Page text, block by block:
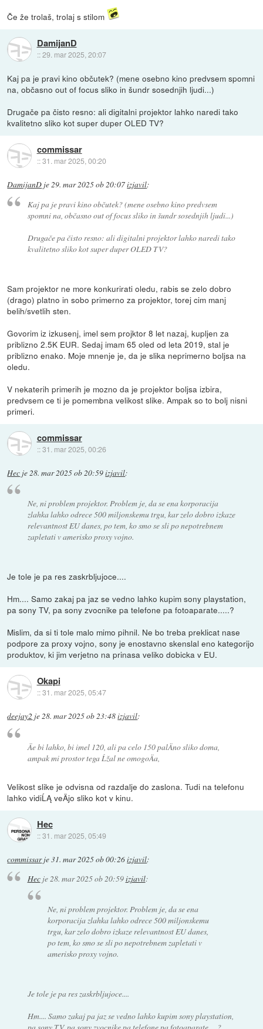
Če že trolaš, trolaj s stilom
DamijanD
::29. mar 2025, 20:07
Kaj pa je pravi kino občutek? (mene osebno kino predvsem spomni
na, občasno out of focus sliko in šundr sosednjih ljudi...)
Drugače pa čisto resno: ali digitalni projektor lahko naredi tako
kvalitetno sliko kot super duper OLED TV?
commissar
::31. mar 2025, 00:20
DamijanD je29. mar 2025 ob 20:07izjavil:
Kaj pa je pravi kino občutek? (mene osebno kino predvsem
spomni na, občasno out of focus sliko in šundr sosednjih ljudi...)
Drugače pa čisto resno: ali digitalni projektor lahko naredi tako
kvalitetno sliko kot super duper OLED TV?
Sam projektor ne more konkurirati oledu, rabis se zelo dobro
(drago) platno in sobo primerno za projektor, torej cim manj
belih/svetlih sten.
Govorim iz izkusenj, imel sem projktor 8 let nazaj, kupljen za
priblizno 2.5K EUR. Sedaj imam 65 oled od leta 2019, stal je
priblizno enako. Moje mnenje je, da je slika neprimerno boljsa na
oledu.
V nekaterih primerih je mozno da je projektor boljsa izbira,
predvsem ce ti je pomembna velikost slike. Ampak so to bolj nisni
primeri.
commissar
::31. mar 2025, 00:26
Hec je28. mar 2025 ob 20:59izjavil:
Ne, ni problem projektor. Problem je, da se ena korporacija
zlahka lahko odrece 500 miljonskemu trgu, kar zelo dobro izkaze
relevantnost EU danes, po tem, ko smo se sli po nepotrebnem
zapletati v amerisko proxy vojno.
Je tole je pa res zaskrbljujoce....
Hm.... Samo zakaj pa jaz se vedno lahko kupim sony playstation,
pa sony TV, pa sony zvocnike pa telefone pa fotoaparate.....?
Mislim, da si ti tole malo mimo pihnil. Ne bo treba preklicat nase
podpore za proxy vojno, sony je enostavno skenslal eno kategorijo
produktov, ki jim verjetno na prinasa veliko dobicka v EU.
Okapi
::31. mar 2025, 05:47
deejay2 je28. mar 2025 ob 23:48izjavil:
Äe bi lahko, bi imel 120, ali pa celo 150 palÄno sliko doma,
ampak mi prostor tega Ĺžal ne omogoÄa,
Velikost slike je odvisna od razdalje do zaslona. Tudi na telefonu
lahko vidiĹĄ veÄjo sliko kot v kinu.
Hec
::31. mar 2025, 05:49
commissarje31. mar 2025 ob 00:26izjavil:
Hecje28. mar 2025 ob 20:59izjavil:
Ne, ni problem projektor. Problem je, da se ena
korporacija zlahka lahko odrece 500 miljonskemu
trgu, kar zelo dobro izkaze relevantnost EU danes,
po tem, ko smo se sli po nepotrebnem zapletati v
amerisko proxy vojno.
Je tole je pa res zaskrbljujoce....
Hm.... Samo zakaj pa jaz se vedno lahko kupim sony playstation,